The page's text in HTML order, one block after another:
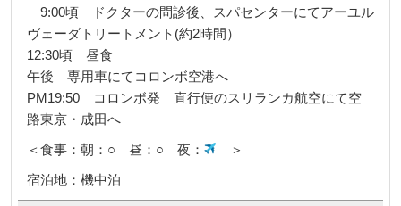
9:00頃 ドクターの問診後、スパセンターにてアーユル
ヴェーダトリートメント(約2時間）
12:30頃 昼食
午後 専用車にてコロンボ空港へ
PM19:50 コロンボ発 直行便のスリランカ航空にて空
路東京・成田へ
＜食事：朝：○ 昼：○ 夜：
＞
宿泊地：機中泊